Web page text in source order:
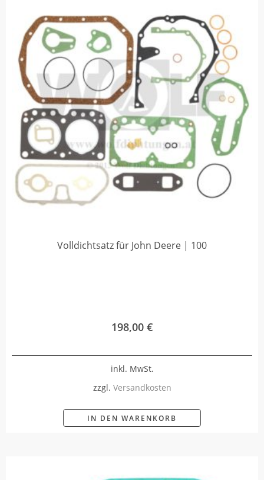
Volldichtsatz für John Deere | 100
198,00 €
inkl. MwSt.
zzgl. Versandkosten
IN DEN WARENKORB